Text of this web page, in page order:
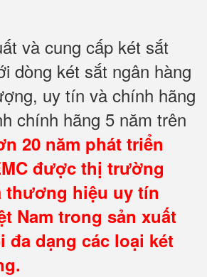
và cung cấp két sắt
dòng két sắt ngân hàng
uy tín và chính hãng
chính hãng 5 năm trên
20 năm phát triển
được thị trường
thương hiệu uy tín
Nam trong sản xuất
đa dạng các loại két